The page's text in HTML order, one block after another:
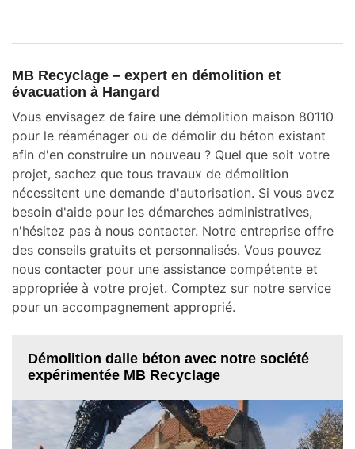
MB Recyclage – expert en démolition et
évacuation à Hangard
Vous envisagez de faire une démolition maison 80110
pour le réaménager ou de démolir du béton existant
afin d'en construire un nouveau ? Quel que soit votre
projet, sachez que tous travaux de démolition
nécessitent une demande d'autorisation. Si vous avez
besoin d'aide pour les démarches administratives,
n'hésitez pas à nous contacter. Notre entreprise offre
des conseils gratuits et personnalisés. Vous pouvez
nous contacter pour une assistance compétente et
appropriée à votre projet. Comptez sur notre service
pour un accompagnement approprié.
Démolition dalle béton avec notre société
expérimentée MB Recyclage